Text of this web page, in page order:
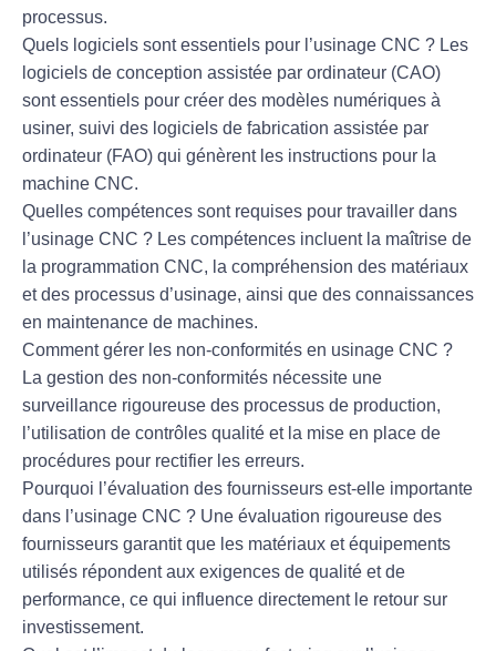
processus.
Quels logiciels sont essentiels pour l’usinage CNC ? Les
logiciels de conception assistée par ordinateur (CAO)
sont essentiels pour créer des modèles numériques à
usiner, suivi des logiciels de fabrication assistée par
ordinateur (FAO) qui génèrent les instructions pour la
machine CNC.
Quelles compétences sont requises pour travailler dans
l’usinage CNC ? Les compétences incluent la maîtrise de
la programmation CNC, la compréhension des matériaux
et des processus d’usinage, ainsi que des connaissances
en maintenance de machines.
Comment gérer les non-conformités en usinage CNC ?
La gestion des non-conformités nécessite une
surveillance rigoureuse des processus de production,
l’utilisation de contrôles qualité et la mise en place de
procédures pour rectifier les erreurs.
Pourquoi l’évaluation des fournisseurs est-elle importante
dans l’usinage CNC ? Une évaluation rigoureuse des
fournisseurs garantit que les matériaux et équipements
utilisés répondent aux exigences de qualité et de
performance, ce qui influence directement le retour sur
investissement.